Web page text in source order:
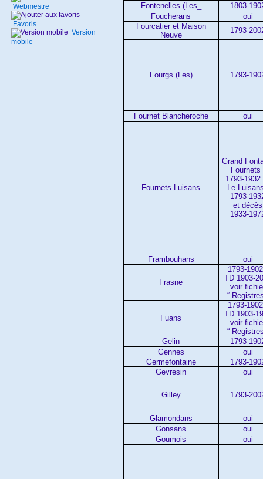
Webmestre
Favoris
Version
mobile
Fontenelles (Les_
1803-
Foucherans
oui
Fourcatier et Maison
Neuve
1793-
Fourgs (Les) 1793-
Fournet Blancheroche oui
Fournets Luisans
Grand
Fournets
1793-
Le
1793-
et décès
1933-
Frambouhans oui
Frasne
1793-
TD 1903-
voir
“
Fuans
1793-
TD 1903-
voir
“
Gelin
1793-
Gennes
oui
Germefontaine
1793-
Gevresin
oui
Gilley 1793-
Glamondans
oui
Gonsans
oui
Goumois
oui